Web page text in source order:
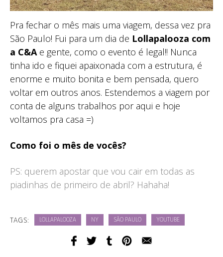
Pra fechar o mês mais uma viagem, dessa vez pra
São Paulo! Fui para um dia de Lollapalooza com
a C&A e gente, como o evento é legal!! Nunca
tinha ido e fiquei apaixonada com a estrutura, é
enorme e muito bonita e bem pensada, quero
voltar em outros anos. Estendemos a viagem por
conta de alguns trabalhos por aqui e hoje
voltamos pra casa =)
Como foi o mês de vocês?
PS: querem apostar que vou cair em todas as
piadinhas de primeiro de abril? Hahaha!
TAGS: LOLLAPALOOZA NY SÃO PAULO YOUTUBE